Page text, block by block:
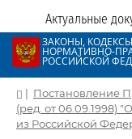
Актуальные
ЗАКОНЫ,
НОРМАТИВНО-
РОССИЙСКОЙ
| Постановление
(ред. от 06.09.1998)
из Российской